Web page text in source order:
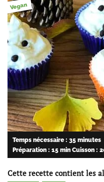
Vegan
Temps nécessaire : 35 minutes
Préparation : 15 min Cuisson :
Cette recette contient les